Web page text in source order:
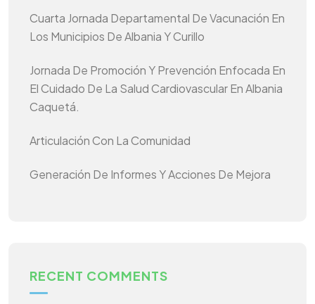
Cuarta Jornada Departamental De Vacunación En
Los Municipios De Albania Y Curillo
Jornada De Promoción Y Prevención Enfocada En
El Cuidado De La Salud Cardiovascular En Albania
Caquetá.
Articulación Con La Comunidad
Generación De Informes Y Acciones De Mejora
RECENT COMMENTS